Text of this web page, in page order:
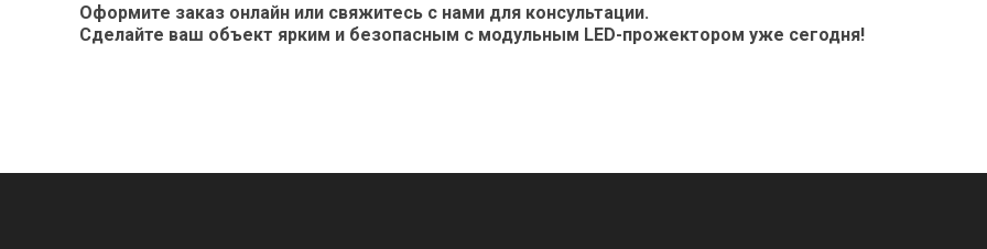
Оформите заказ онлайн или свяжитесь с нами для консультации.
Сделайте ваш объект ярким и безопасным с модульным LED-прожектором уже сегодня!